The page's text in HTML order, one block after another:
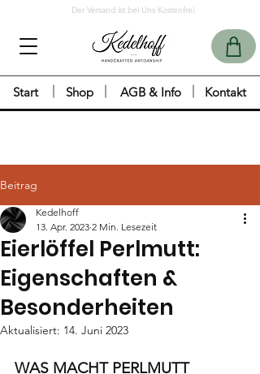
Shop AGB & Info Kontakt
Start
Der Versand ist bei Uns Kostenfrei.
Beitrag
Eierlöffel Perlmutt:
Eigenschaften &
Besonderheiten
Kedelhoff
13. Apr. 2023 2 Min. Lesezeit
Aktualisiert: 14. Juni 2023
WAS MACHT PERLMUTT